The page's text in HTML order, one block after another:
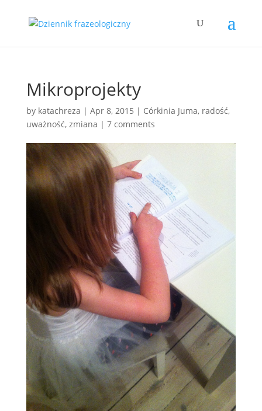
Mikroprojekty
by katachreza | Apr 8, 2015 | Córkinia Juma, radość,
uważność, zmiana | 7 comments